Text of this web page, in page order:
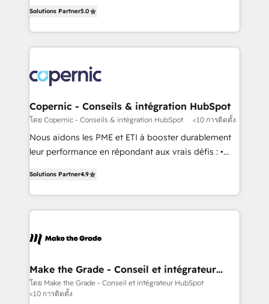
revenue process. Sales, marketing, and service wired
together. ➤ AI and Integrations: Layer Breeze AI,
rollouts, adoption coaching. Buying HubSpot,
switching to it, or reviving a stale portal? We are
revenue number. We do that by bridging the gap
where agencies fail: combining GTM strategy with
technical execution to solve the right problem at the
implement your CRM. We engineer revenue
outcomes for the GTM owner on HubSpot. We Build
Different Because We're Built Different: - Secure:
Soc2 compliant 🛡️ - Onboarding: Implementations
starting from $1,5k - Clay: Elite Studio Solutions
Partner 🤝 - Global: 75+ RPers across five continents
Elite HubSpot Partner 🪴 - CRM: More Sales Hub
implementations than any other Partner 💻 -
agency for a GTM engineer’s job. The choice is
Solutions Partner5.0
Copernic - Conseils & intégration HubSpot
โดย Copernic - Conseils & intégration HubSpot <10 การติดตั้ง
Nous aidons les PME et ETI à booster durablement
leur performance en répondant aux vrais défis : •
téléphonie, etc.) • Alignement des équipes grâce à un
outil et des données partagées • Amélioration de la
collecte et de l’analyse des données pour des
de la productivité des équipes Notre équipe de 30
avec un engagement total, alignant processus
métiers et technologie, et guidant vos équipes à
travers le changement, tout en centrant vos objectifs
Solutions Partner4.9
Make the Grade - Conseil et intégrateur
HubSpot
โดย Make the Grade - Conseil et intégrateur HubSpot
<10 การติดตั้ง